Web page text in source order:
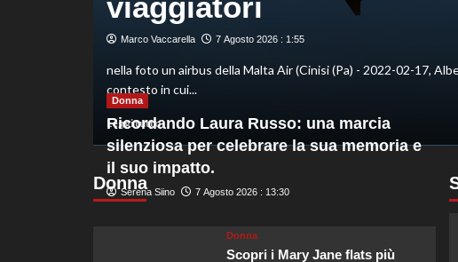
Marco Vaccarella 7 Agosto 2026 : 1:55
nella foto un airbus della Malta Air (Cinisi (Pa) - 2022-02-17,
contesto in cui...
Leggi tuttoLeggi
più
su
Crescita
Donna
Donna
Ricordando Laura Russo: una marcia
silenziosa per celebrare la sua memoria e
il suo impatto.
Serena Siino 7 Agosto 2026 : 13:30
Donna
Scopri i Mary Jane flats più